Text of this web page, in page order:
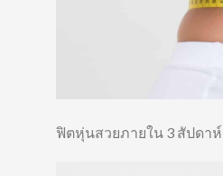
ฟิตหุ่นสวยภายใน 3 สัปดาห์